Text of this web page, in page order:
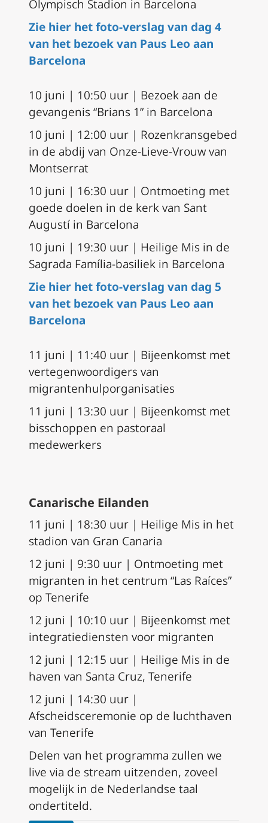
Olympisch Stadion in Barcelona
Zie hier het foto-verslag van dag 4
van het bezoek van Paus Leo aan
Barcelona
10 juni | 10:50 uur | Bezoek aan de
gevangenis “Brians 1” in Barcelona
10 juni | 12:00 uur | Rozenkransgebed
in de abdij van Onze-Lieve-Vrouw van
Montserrat
10 juni | 16:30 uur | Ontmoeting met
goede doelen in de kerk van Sant
Augustí in Barcelona
10 juni | 19:30 uur | Heilige Mis in de
Sagrada Família-basiliek in Barcelona
Zie hier het foto-verslag van dag 5
van het bezoek van Paus Leo aan
Barcelona
11 juni | 11:40 uur | Bijeenkomst met
vertegenwoordigers van
migrantenhulporganisaties
11 juni | 13:30 uur | Bijeenkomst met
bisschoppen en pastoraal
medewerkers
Canarische Eilanden
11 juni | 18:30 uur | Heilige Mis in het
stadion van Gran Canaria
12 juni | 9:30 uur | Ontmoeting met
migranten in het centrum “Las Raíces”
op Tenerife
12 juni | 10:10 uur | Bijeenkomst met
integratiediensten voor migranten
12 juni | 12:15 uur | Heilige Mis in de
haven van Santa Cruz, Tenerife
12 juni | 14:30 uur |
Afscheidsceremonie op de luchthaven
van Tenerife
Delen van het programma zullen we
live via de stream uitzenden, zoveel
mogelijk in de Nederlandse taal
ondertiteld.